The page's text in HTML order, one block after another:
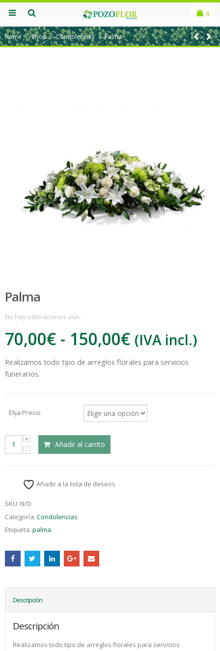
0
Home Shop Condolencias Palma
Palma
No hay valoraciones aún.
70,00€ - 150,00€Rango
de
precios:
70,00€
hasta
(IVA incl.)
Realizamos todo tipo de arreglos florales para servicios
funerarios.
Elija Precio
Añadir al carrito
Añadir a la lista de deseos
SKU: N/D
Categoría: Condolencias
Etiqueta: palma
Descripción
Descripción
Realizamos todo tipo de arreglos florales para servicios